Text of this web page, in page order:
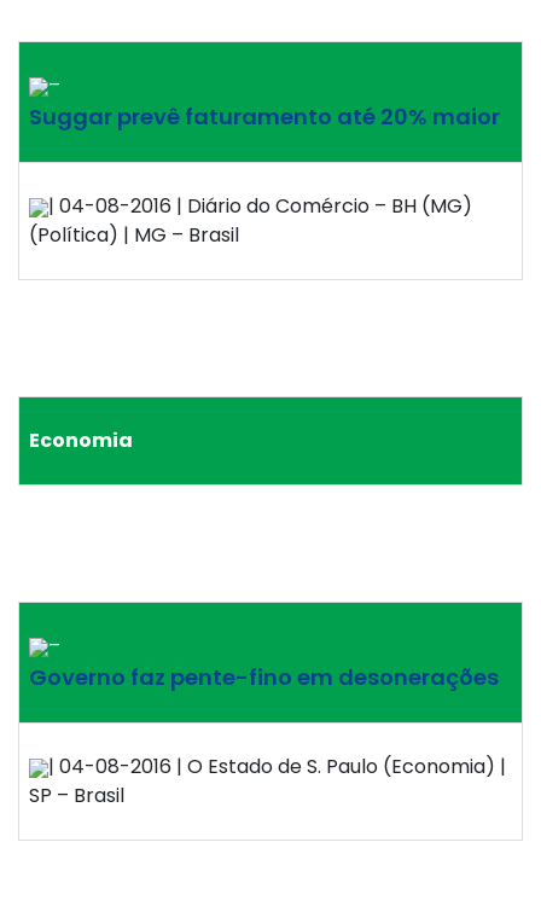
–
Suggar prevê faturamento até 20% maior
| 04-08-2016 | Diário do Comércio – BH (MG)
(Política) | MG – Brasil
Economia
–
Governo faz pente-fino em desonerações
| 04-08-2016 | O Estado de S. Paulo (Economia) |
SP – Brasil